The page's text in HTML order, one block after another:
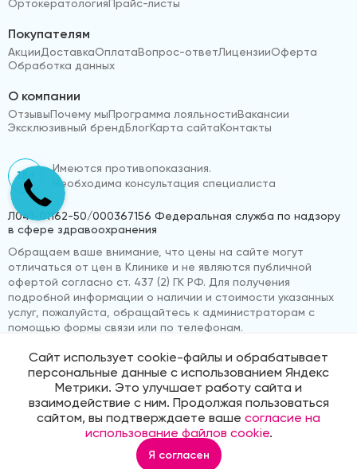
ОртокератологияПрайс-листы
Покупателям
АкцииДоставкаОплатаВопрос-ответЛицензииОферта
Обработка данных
О компании
ОтзывыПочему мыПрограмма лояльностиВакансии
Эксклюзивный брендБлогКарта сайтаКонтакты
18+
Имеются противопоказания.
Необходима консультация специалиста
Л041-01162-50/000367156 Федеральная служба по надзору
в сфере здравоохранения
Обращаем ваше внимание, что цены на сайте могут
отличаться от цен в Клинике и не являются публичной
офертой согласно ст. 437 (2) ГК РФ. Для получения
подробной информации о наличии и стоимости указанных
услуг, пожалуйста, обращайтесь к администраторам с
помощью формы связи или по телефонам.
© 2026 «ВижуВсё»
Реквизиты компании
Политика обработки персональных данных
Продвижение сайтаMedmaps
Сайт использует cookie-файлы и обрабатывает
персональные данные с использованием Яндекс
Метрики. Это улучшает работу сайта и
взаимодействие с ним. Продолжая пользоваться
сайтом, вы подтверждаете ваше согласие на
использование файлов cookie.
Я согласен